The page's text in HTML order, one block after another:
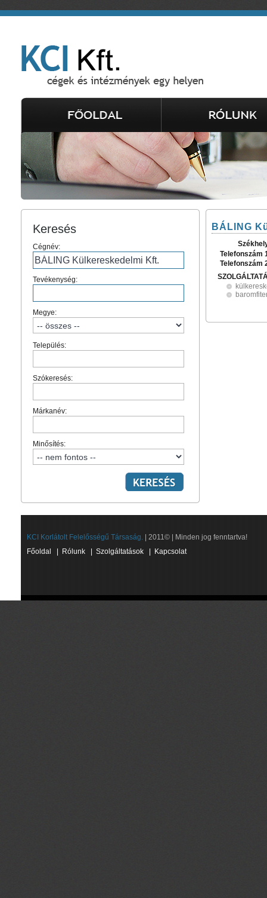
Keresés
Cégnév:
Tevékenység:
Megye:
Település:
Szókeresés:
Márkanév:
Minősítés:
BÁLING
Telefonszám
Telefonszám
KCI Korlátolt Felelősségű Társaság. | 2011© | Minden jog fenntartva!
Főoldal
Rólunk Szolgáltatások Kapcsolat